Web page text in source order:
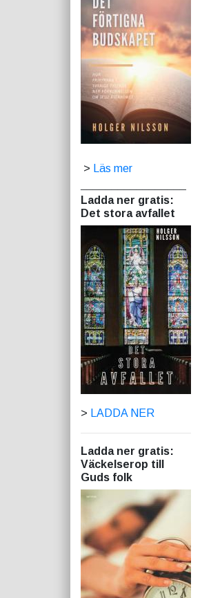
> Läs mer
Ladda ner gratis:
Det stora avfallet
> LADDA NER
Ladda ner gratis:
Väckelserop till
Guds folk